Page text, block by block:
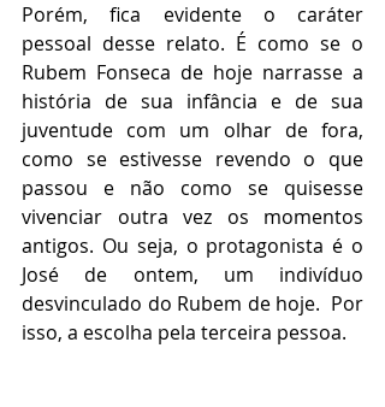
Porém, fica evidente o caráter
pessoal desse relato. É como se o
Rubem Fonseca de hoje narrasse a
história de sua infância e de sua
juventude com um olhar de fora,
como se estivesse revendo o que
passou e não como se quisesse
vivenciar outra vez os momentos
antigos. Ou seja, o protagonista é o
José de ontem, um indivíduo
desvinculado do Rubem de hoje.  Por
isso, a escolha pela terceira pessoa.